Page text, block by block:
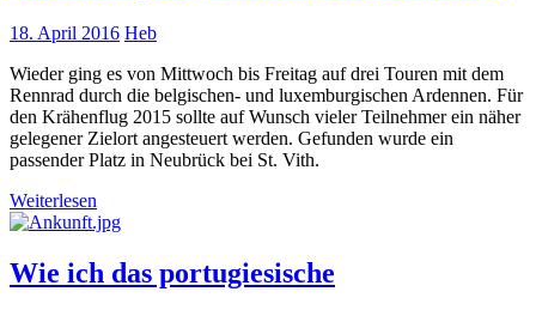
18. April 2016 Heb
Wieder ging es von Mittwoch bis Freitag auf drei Touren mit dem
Rennrad durch die belgischen- und luxemburgischen Ardennen. Für
den Krähenflug 2015 sollte auf Wunsch vieler Teilnehmer ein näher
gelegener Zielort angesteuert werden. Gefunden wurde ein
passender Platz in Neubrück bei St. Vith.
Weiterlesen
Wie ich das portugiesische